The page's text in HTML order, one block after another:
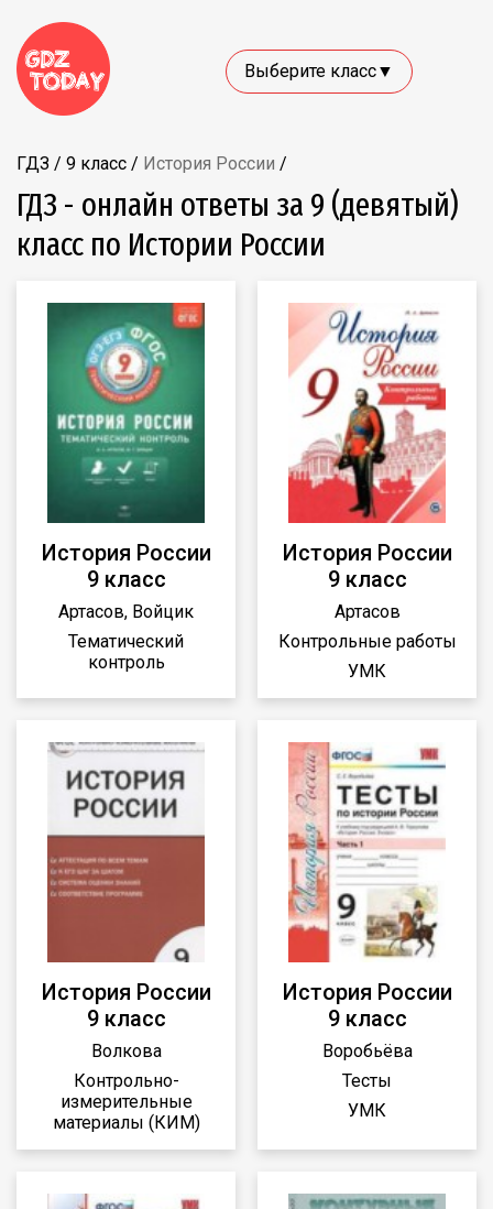
Выберите класс▼
ГДЗ / 9 класс / История России /
ГДЗ - онлайн ответы за 9 (девятый)
класс по Истории России
История России
9 класс
Артасов, Войцик
Тематический
контроль
История России
9 класс
Артасов
Контрольные работы
УМК
История России
9 класс
Волкова
Контрольно-
измерительные
материалы (КИМ)
История России
9 класс
Воробьёва
Тесты
УМК